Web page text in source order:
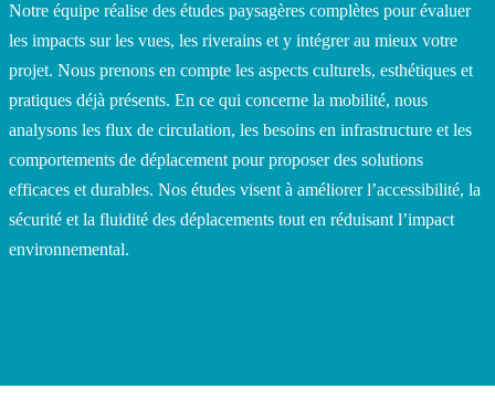
Notre équipe réalise des études paysagères complètes pour évaluer
les impacts sur les vues, les riverains et y intégrer au mieux votre
projet. Nous prenons en compte les aspects culturels, esthétiques et
pratiques déjà présents. En ce qui concerne la mobilité, nous
analysons les flux de circulation, les besoins en infrastructure et les
comportements de déplacement pour proposer des solutions
efficaces et durables. Nos études visent à améliorer l’accessibilité, la
sécurité et la fluidité des déplacements tout en réduisant l’impact
environnemental.